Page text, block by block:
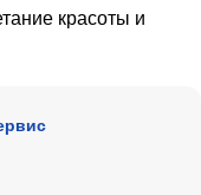
красоты и